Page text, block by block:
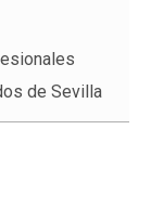
de Sevilla